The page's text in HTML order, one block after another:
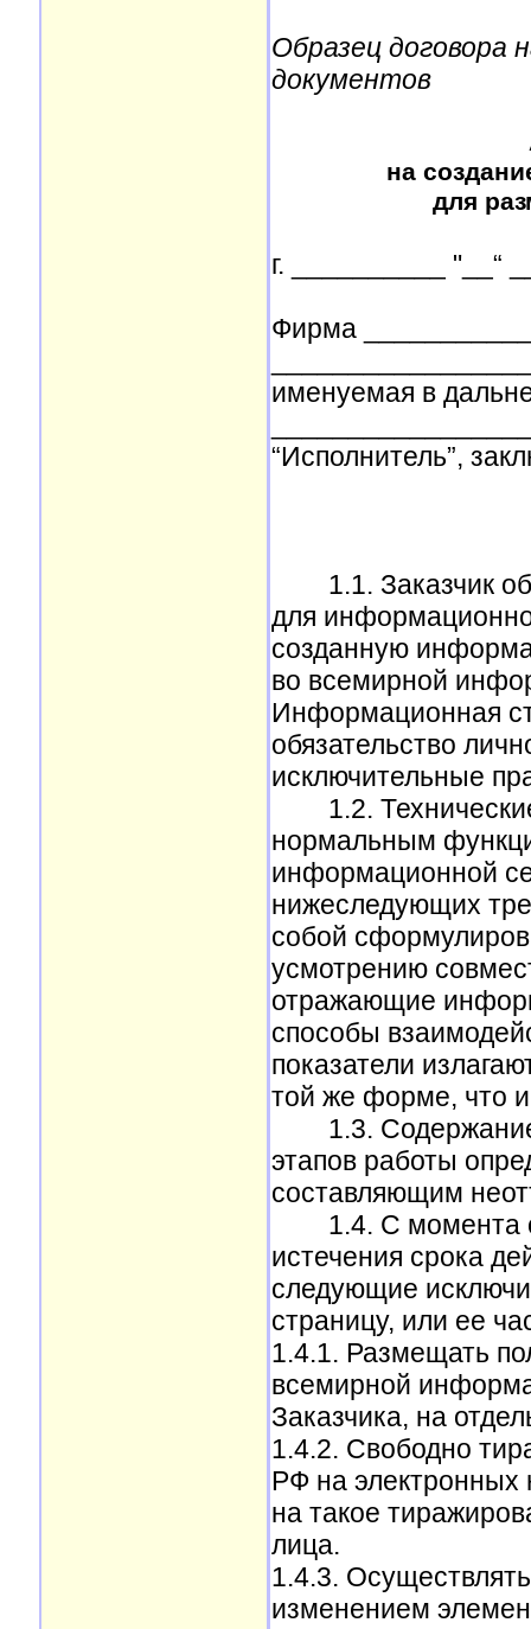
Образец договора
документов
на
для
г. __________ "__“
Фирма
именуемая в
“Исполнитель”,
1.1. Заказчик
для
созданную
во всемирной
Информационная
обязательство
исключительные
1.2. Технические
нормальным
информационной
нижеследующих
собой
усмотрению
отражающие
способы
показатели
той же форме, что и
1.3. Содержание
этапов работы
составляющим
1.4. С момента
истечения срока
следующие
страницу, или ее
1.4.1. Размещать
всемирной
Заказчика, на
1.4.2. Свободно
РФ на электронных
на такое
лица.
1.4.3.
изменением